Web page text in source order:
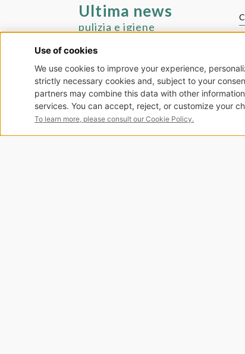
Ultima news
pulizia e igiene